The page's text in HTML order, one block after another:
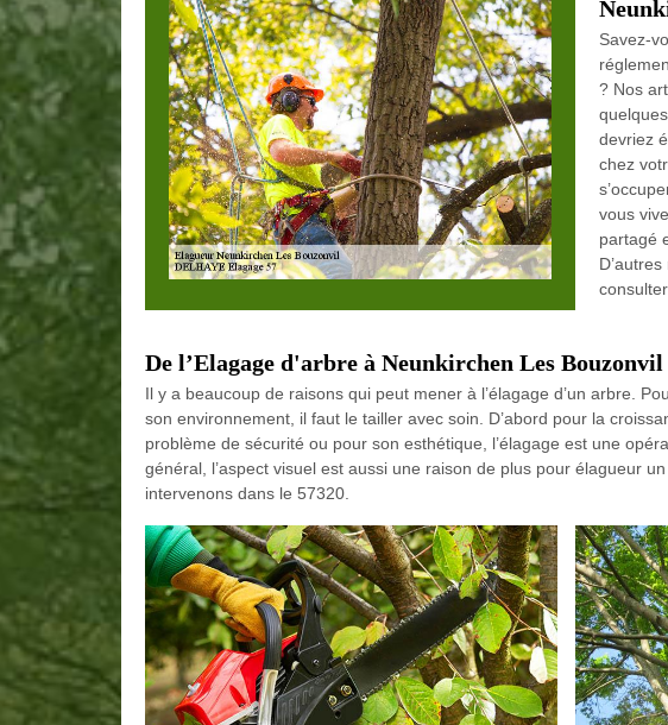
Savez-
? Nos
devriez
chez
vous
partagé
De l’Elagage d'arbre à Neunkirchen Les
Il y a beaucoup de raisons qui peut mener à l’élagage d’un arbre.
son environnement, il faut le tailler avec soin. D’abord pour la
problème de sécurité ou pour son esthétique, l’élagage est une
général, l’aspect visuel est aussi une raison de plus pour élagueur
intervenons dans le 57320.